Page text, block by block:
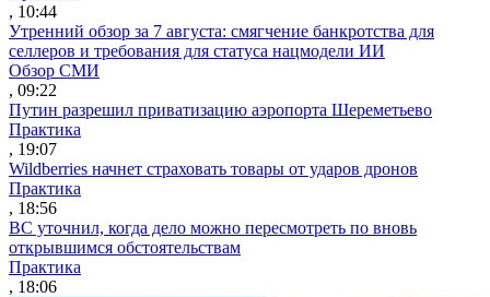
, 10:44
Утренний обзор за 7 августа: смягчение банкротства для
селлеров и требования для статуса нацмодели ИИ
Обзор СМИ
, 09:22
Путин разрешил приватизацию аэропорта Шереметьево
Практика
, 19:07
Wildberries начнет страховать товары от ударов дронов
Практика
, 18:56
ВС уточнил, когда дело можно пересмотреть по вновь
открывшимся обстоятельствам
Практика
, 18:06